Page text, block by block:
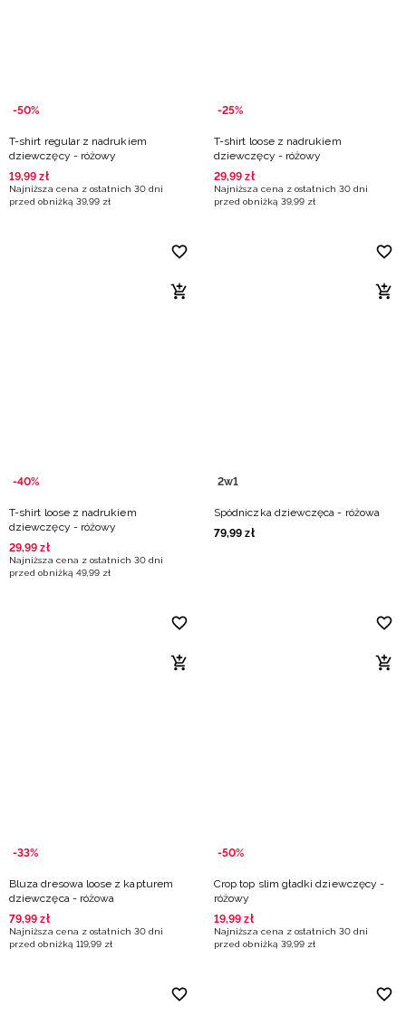
-50%
T-shirt regular z nadrukiem
dziewczęcy - różowy
19,99 zł
Najniższa cena z ostatnich 30 dni
przed obniżką 39,99 zł
-25%
T-shirt loose z nadrukiem
dziewczęcy - różowy
29,99 zł
Najniższa cena z ostatnich 30 dni
przed obniżką 39,99 zł
-40%
T-shirt loose z nadrukiem
dziewczęcy - różowy
29,99 zł
Najniższa cena z ostatnich 30 dni
przed obniżką 49,99 zł
2w1
Spódniczka dziewczęca - różowa
79,99 zł
-33%
Bluza dresowa loose z kapturem
dziewczęca - różowa
79,99 zł
Najniższa cena z ostatnich 30 dni
przed obniżką 119,99 zł
-50%
Crop top slim gładki dziewczęcy -
różowy
19,99 zł
Najniższa cena z ostatnich 30 dni
przed obniżką 39,99 zł
Słowacki / EUR
Ukraiński / UAH